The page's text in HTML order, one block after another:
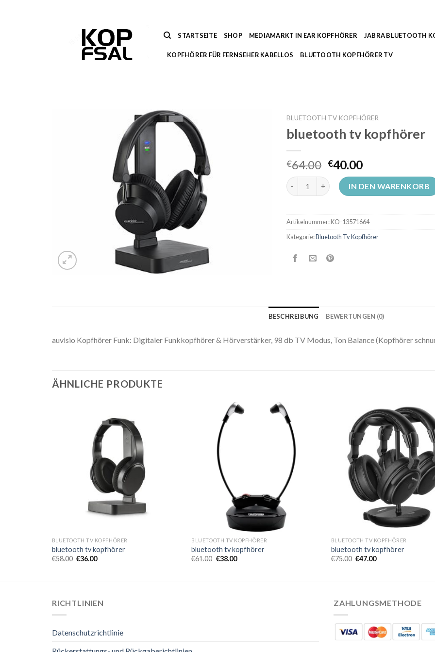
STARTSEITE SHOP MEDIAMARKT IN EAR KOPFHÖRER JABRA BLUETOOTH
KOPFHÖRER FÜR FERNSEHER KABELLOS BLUETOOTH KOPFHÖRER TV
BLUETOOTH TV KOPFHÖRER
bluetooth tv kopfhörer
€64.00 €40.00
bluetooth tv kopfhörer MengeIN DEN WARENKORB
Artikelnummer:KO-13571664
Kategorie:Bluetooth Tv Kopfhörer
BESCHREIBUNG BEWERTUNGEN (0)
auvisio Kopfhörer Funk: Digitaler Funkkopfhörer & Hörverstärker, 98 db TV Modus, Ton Balance (Kopfhörer
ÄHNLICHE PRODUKTE
BLUETOOTH TV KOPFHÖRER
bluetooth tv kopfhörer
€58.00 €36.00
BLUETOOTH TV KOPFHÖRER
bluetooth tv kopfhörer
€61.00 €38.00
BLUETOOTH TV KOPFHÖRER
bluetooth tv kopfhörer
€75.00 €47.00
RICHTLINIEN
Datenschutzrichtlinie
ZAHLUNGSMETHODE